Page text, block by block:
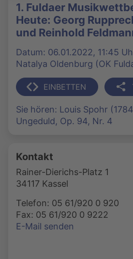
1. Fuldaer
Heute: Georg
und Reinhold
Datum: 06.01.2022, 11:45
Natalya Oldenburg (OK
EINBETTEN
Sie hören: Louis Spohr
Ungeduld, Op. 94, Nr. 4
Kontakt
Rainer-Dierichs-Platz 1
34117 Kassel
Telefon: 05 61/920 0 920
Fax: 05 61/920 0 9222
E-Mail senden